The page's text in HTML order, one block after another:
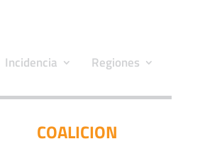
Incidencia Regiones
COALICION